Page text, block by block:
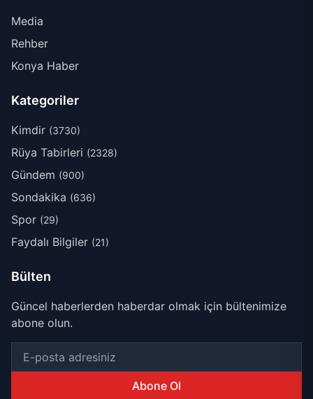
Media
Rehber
Konya Haber
Kategoriler
Kimdir (3730)
Rüya Tabirleri (2328)
Gündem (900)
Sondakika (636)
Spor (29)
Faydalı Bilgiler (21)
Bülten
Güncel haberlerden haberdar olmak için bültenimize
abone olun.
Abone Ol